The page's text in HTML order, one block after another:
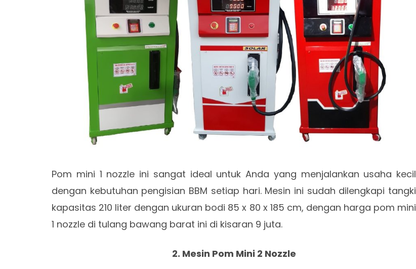
Pom mini 1 nozzle ini sangat ideal untuk Anda yang menjalankan usaha kecil
dengan kebutuhan pengisian BBM setiap hari. Mesin ini sudah dilengkapi tangki
kapasitas 210 liter dengan ukuran bodi 85 x 80 x 185 cm, dengan harga pom mini
1 nozzle di tulang bawang barat ini di kisaran 9 juta.
2. Mesin Pom Mini 2 Nozzle